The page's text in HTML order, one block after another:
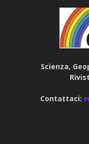
Scienza,
Contattaci: